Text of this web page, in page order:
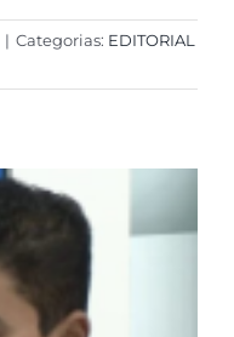
| Categorias: EDITORIAL